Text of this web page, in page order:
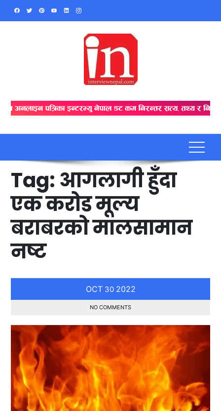
Skip
Tag: आगलागी हुँदा
एक करोड मूल्य
बराबरको मालसामान
नष्ट
OCT 30 2022
NO COMMENTS